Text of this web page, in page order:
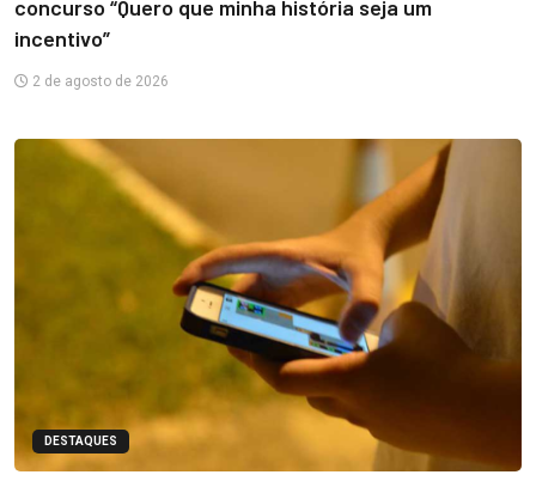
concurso “Quero que minha história seja um
incentivo”
2 de agosto de 2026
DESTAQUES